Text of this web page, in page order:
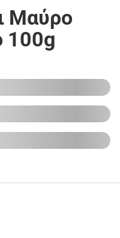
Μαύρο
100g